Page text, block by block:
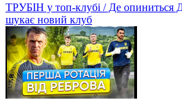
ТРУБІН у топ-клубі / Де
шукає новий клуб